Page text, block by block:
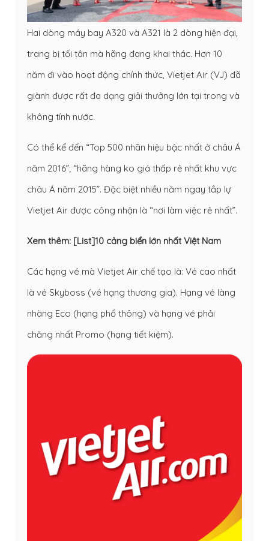
Hai dòng máy bay A320 và A321 là 2 dòng hiện đại,
trang bị tối tân mà hãng đang khai thác. Hơn 10
năm đi vào hoạt động chính thức, Vietjet Air (VJ) đã
giành được rất đa dạng giải thưởng lớn tại trong và
không tính nước.
Có thể kể đến “Top 500 nhãn hiệu bậc nhất ở châu Á
năm 2016”; “hãng hàng ko giá thấp rẻ nhất khu vực
châu Á năm 2015”. Đặc biệt nhiều năm ngay tắp lự
Vietjet Air được công nhận là “nơi làm việc rẻ nhất”.
Xem thêm: [List]10 cảng biển lớn nhất Việt Nam
Các hạng vé mà Vietjet Air chế tạo là: Vé cao nhất
là vé Skyboss (vé hạng thương gia). Hạng vé làng
nhàng Eco (hạng phổ thông) và hạng vé phải
chăng nhất Promo (hạng tiết kiệm).